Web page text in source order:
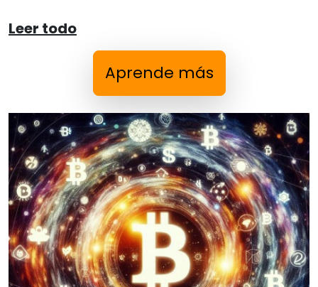
Leer todo
Aprende más